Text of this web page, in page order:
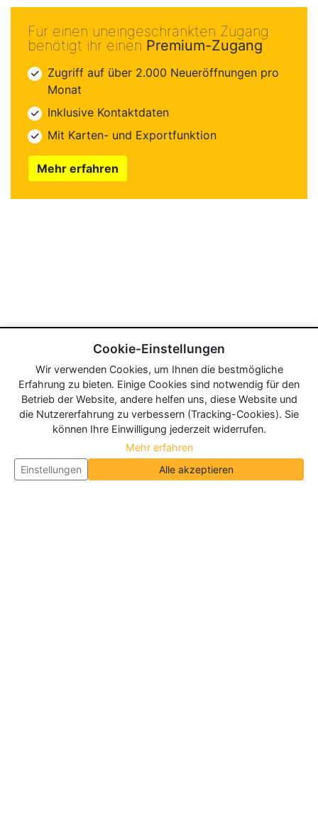
Für einen uneingeschränkten Zugang
benötigt ihr einen Premium-Zugang
Zugriff auf über 2.000 Neueröffnungen pro
Monat
Inklusive Kontaktdaten
Mit Karten- und Exportfunktion
Mehr erfahren
Cookie-Einstellungen
Wir verwenden Cookies, um Ihnen die bestmögliche
Erfahrung zu bieten. Einige Cookies sind notwendig für den
Betrieb der Website, andere helfen uns, diese Website und
die Nutzererfahrung zu verbessern (Tracking-Cookies). Sie
können Ihre Einwilligung jederzeit widerrufen.
Mehr erfahren
Einstellungen
Alle akzeptieren